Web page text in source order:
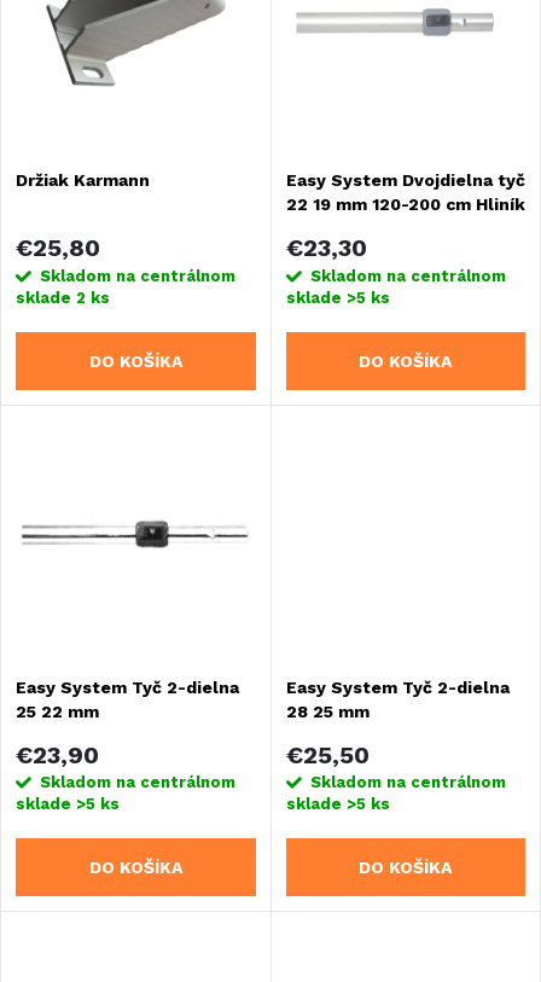
e
p
r
o
k
o
v
Abecedne
s
p
r
o
d
k
v
Držiak Karmann
€25,80
Skladom na centrálnom
sklade 2 ks
DO KOŠÍKA
Easy System Dvojdielna tyč
22 19 mm 120-200 cm Hliník
€23,30
Skladom na centrálnom
sklade >5 ks
DO KOŠÍKA
Easy System Tyč 2-dielna
25 22 mm
€23,90
Skladom na centrálnom
sklade >5 ks
DO KOŠÍKA
Easy System Tyč 2-dielna
28 25 mm
€25,50
Skladom na centrálnom
sklade >5 ks
DO KOŠÍKA